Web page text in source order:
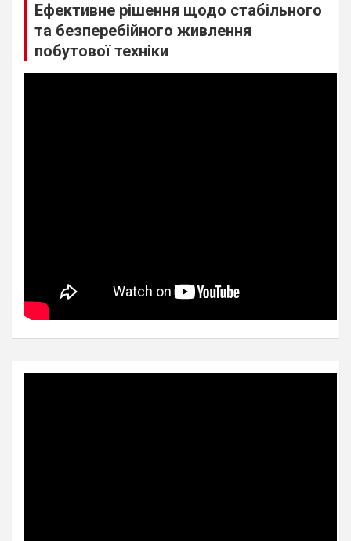
Ефективне рішення щодо стабільного
та безперебійного живлення
побутової техніки